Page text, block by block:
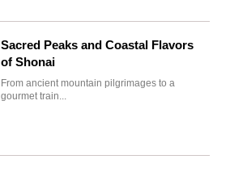
Sacred Peaks and Coastal Flavors
of Shonai
From ancient mountain pilgrimages to a
gourmet train...